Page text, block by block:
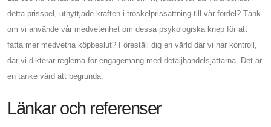
detta prisspel, utnyttjade kraften i tröskelprissättning till vår fördel? Tänk
om vi använde vår medvetenhet om dessa psykologiska knep för att
fatta mer medvetna köpbeslut? Föreställ dig en värld där vi har kontroll,
där vi dikterar reglerna för engagemang med detaljhandelsjättarna. Det är
en tanke värd att begrunda.
Länkar och referenser